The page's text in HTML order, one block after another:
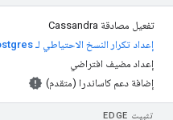
تفعيل مصادقة Cassandra
إعداد تكرار النسخ الاحتياطي لـ Postgres
إعداد مضيف افتراضي
إضافة دعم كاساندرا (متقدم)
تثبيت EDGE